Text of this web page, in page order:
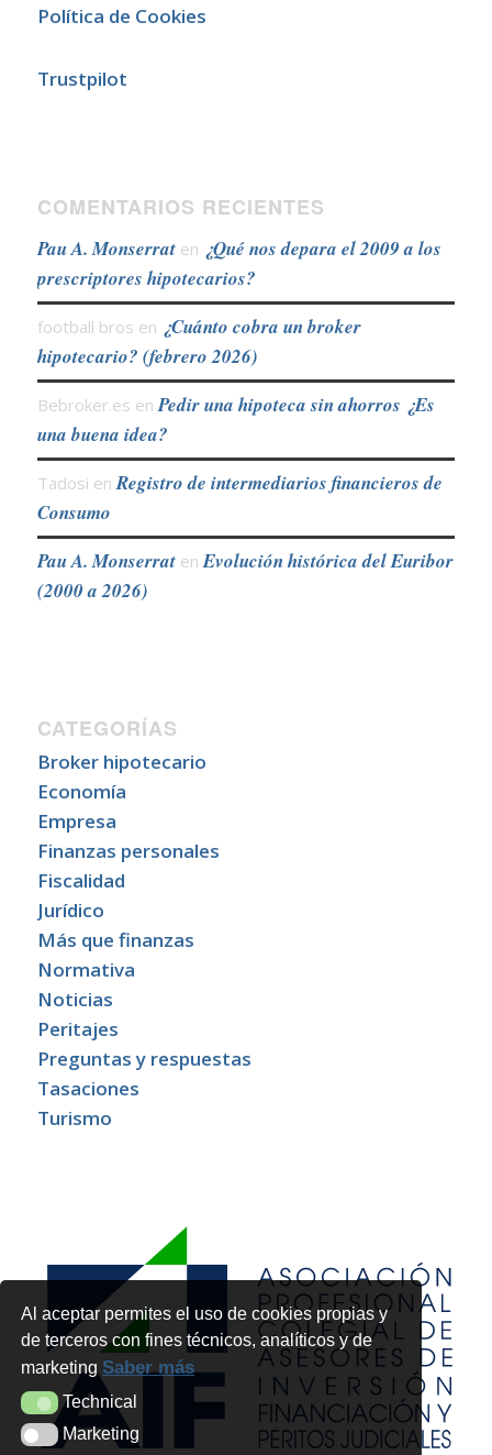
Al aceptar permites el uso de cookies propias y
de terceros con fines técnicos, analíticos y de
marketingSaber más
TechnicalTechnical
MarketingMarketing
Política de Cookies
Trustpilot
COMENTARIOS RECIENTES
Pau A. Monserraten ¿Qué nos depara el 2009 a los
prescriptores hipotecarios?
football bros en ¿Cuánto cobra un broker
hipotecario? (febrero 2026)
Bebroker.es en Pedir una hipoteca sin ahorros ¿Es
una buena idea?
Tadosi en Registro de intermediarios financieros de
Consumo
Pau A. Monserraten Evolución histórica del Euribor
(2000 a 2026)
CATEGORÍAS
Broker hipotecario
Economía
Empresa
Finanzas personales
Fiscalidad
Jurídico
Más que finanzas
Normativa
Noticias
Peritajes
Preguntas y respuestas
Tasaciones
Turismo